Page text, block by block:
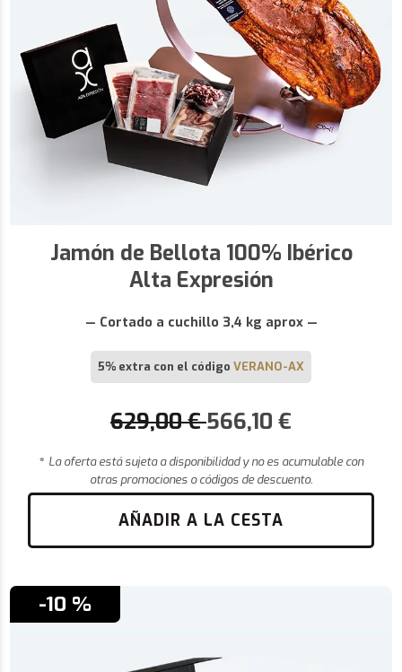
Jamón de Bellota 100% Ibérico
Alta Expresión
— Cortado a cuchillo 3,4 kg aprox —
5% extra con el código VERANO-AX
629,00€ 566,10 €
* La oferta está sujeta a disponibilidad y no es acumulable con
otras promociones o códigos de descuento.
AÑADIR A LA CESTA
-10 %